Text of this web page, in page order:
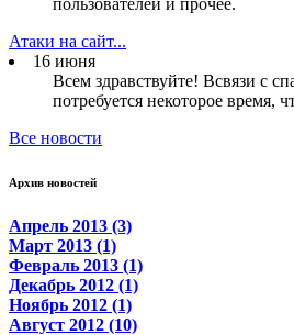
Атаки на сайт...
16 июня
Всем здравствуйте! Всвязи с
потребуется некоторое
Все новости
Архив новостей
Апрель 2013 (3)
Март 2013 (1)
Февраль 2013 (1)
Декабрь 2012 (1)
Ноябрь 2012 (1)
Август 2012 (10)